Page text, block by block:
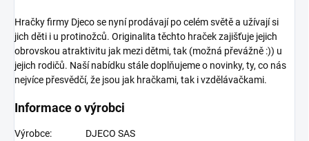
Hračky firmy Djecose nyní prodávají po celém světě a užívají si
jich děti i u protinožců. Originalita těchto hraček zajišťuje jejich
obrovskou atraktivitu jak mezi dětmi, tak (možná převážně :)) u
jejich rodičů. Naší nabídku stále doplňujeme o novinky, ty, co nás
nejvíce přesvědčí, že jsou jak hračkami, tak i vzdělávačkami.
Informace o výrobci
Výrobce:
DJECO SAS